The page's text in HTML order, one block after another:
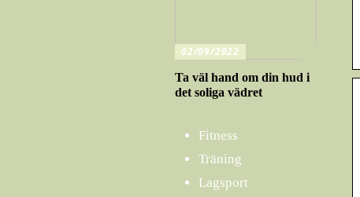
02/09/2022
Ta väl hand om din hud i
det soliga vädret
Fitness
Träning
Lagsport